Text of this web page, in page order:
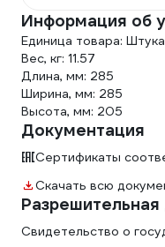
Информация об
Единица товара: Штука
Вес, кг: 11.57
Длина, мм: 285
Ширина, мм: 285
Высота, мм: 205
Документация
Сертификаты
Скачать всю
Свидетельство о